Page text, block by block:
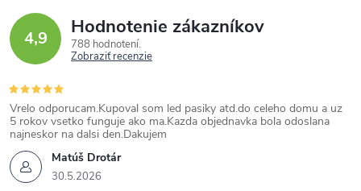
4,9 Hodnotenie zákazníkov
788 hodnotení
Zobraziť recenzie
Matúš Drotár
30.5.2026
Vrelo odporucam.Kupoval som led pasiky atd.do celeho domu a uz
5 rokov vsetko funguje ako ma.Kazda objednavka bola odoslana
najneskor na dalsi den.Dakujem